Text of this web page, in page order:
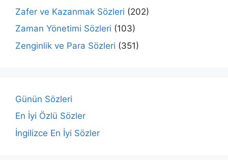
Zafer ve Kazanmak Sözleri (202)
Zaman Yönetimi Sözleri (103)
Zenginlik ve Para Sözleri (351)
Günün Sözleri
En İyi Özlü Sözler
İngilizce En İyi Sözler